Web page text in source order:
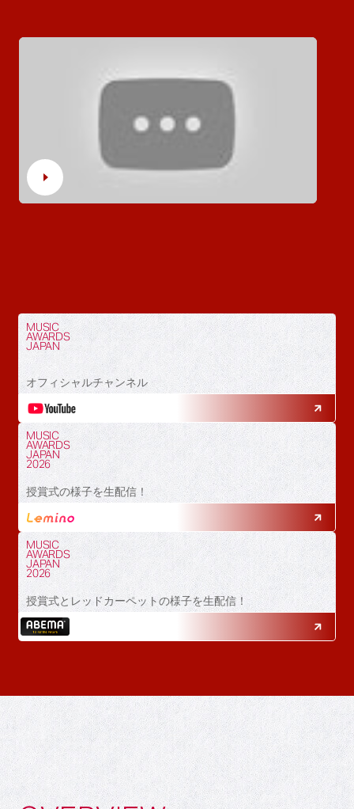
MUSIC
AWARDS
JAPAN
オフィシャルチャンネル
MUSIC
AWARDS
JAPAN
2026
授賞式の様子を生配信！
MUSIC
AWARDS
JAPAN
2026
授賞式とレッドカーペットの様子を生配信！